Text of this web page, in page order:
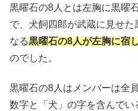
黒曜石の8人とは左胸に黒曜
で、犬飼四郎が武蔵に見せ
なる黒曜石の8人が左胸に宿
のでした。
黒曜石の8人はメンバーは全
数字と「犬」の字を含んで